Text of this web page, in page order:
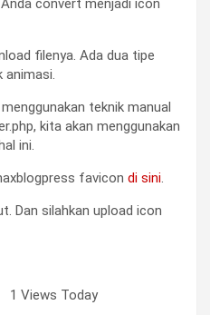
convert menjadi icon
filenya. Ada dua tipe
animasi.
teknik manual
kita akan menggunakan
ini.
favicon di sini.
Dan silahkan upload icon
1 Views Today